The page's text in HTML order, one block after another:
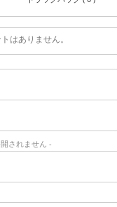
はありません。
されません -